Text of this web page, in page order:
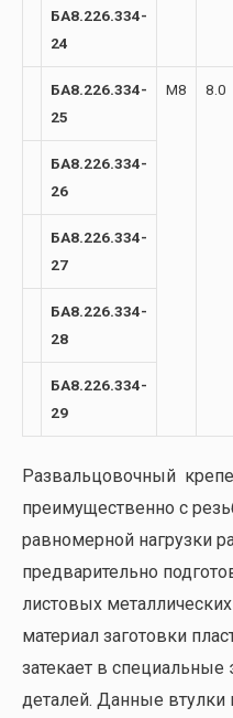
БА8.226.334-
24
БА8.226.334-
25
М8 8.0
БА8.226.334-
26
БА8.226.334-
27
БА8.226.334-
28
БА8.226.334-
29
Развальцовочный
преимущественно с
равномерной нагрузки
предварительно
листовых
материал заготовки
затекает в
деталей. Данные втулки